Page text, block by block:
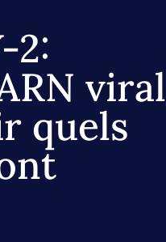
2:
viral
quels